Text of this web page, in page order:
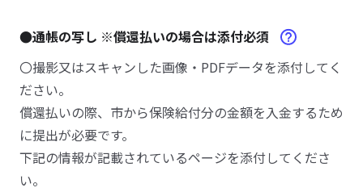
●通帳の写し ※償還払いの場合は添付必須
〇撮影又はスキャンした画像・PDFデータを添付してく
ださい。
償還払いの際、市から保険給付分の金額を入金するため
に提出が必要です。
下記の情報が記載されているページを添付してくださ
い。